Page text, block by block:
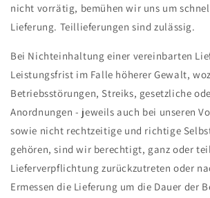
nicht vorrätig, bemühen wir uns um
Lieferung. Teillieferungen sind zulässig.
Bei Nichteinhaltung einer vereinbarten
Leistungsfrist im Falle höherer Gewalt,
Betriebsstörungen, Streiks, gesetzliche
Anordnungen - jeweils auch bei unseren
sowie nicht rechtzeitige und richtige
gehören, sind wir berechtigt, ganz oder
Lieferverpflichtung zurückzutreten oder
Ermessen die Lieferung um die Dauer der